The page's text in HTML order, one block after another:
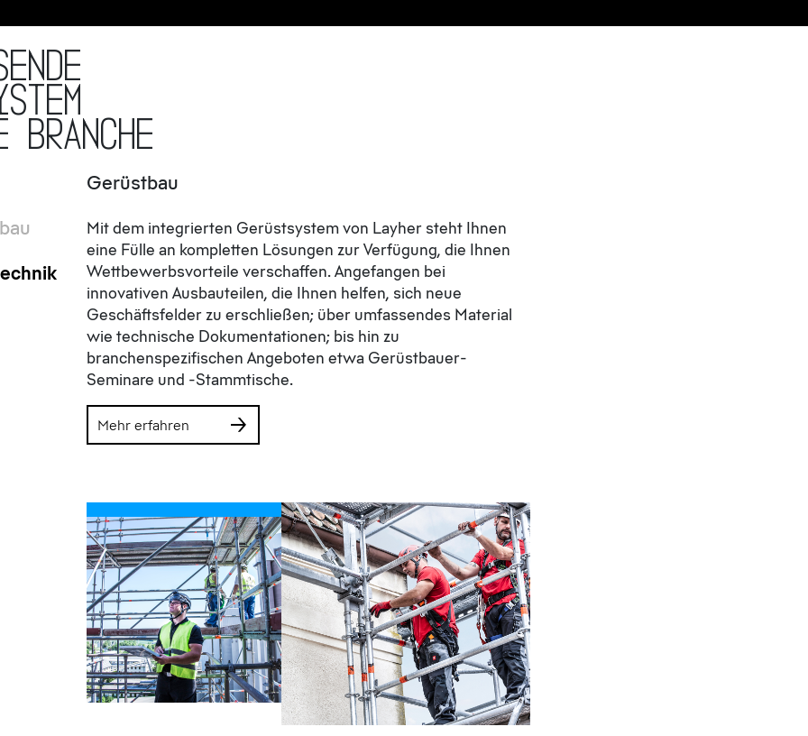
Gerüstbau
Mit dem integrierten Gerüstsystem von Layher steht Ihnen
eine Fülle an kompletten Lösungen zur Verfügung, die Ihnen
Wettbewerbsvorteile verschaffen. Angefangen bei
innovativen Ausbauteilen, die Ihnen helfen, sich neue
Geschäftsfelder zu erschließen; über umfassendes Material
wie technische Dokumentationen; bis hin zu
branchenspezifischen Angeboten etwa Gerüstbauer-
Seminare und -Stammtische.
Mehr erfahren